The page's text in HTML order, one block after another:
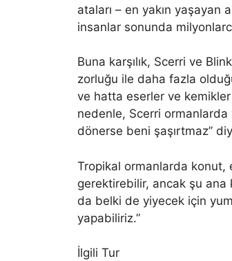
ataları – en yakın yaşayan
insanlar sonunda
Buna karşılık, Scerri ve
zorluğu ile daha fazla
ve hatta eserler ve kemikler
nedenle, Scerri ormanlarda
dönerse beni şaşırtmaz”
Tropikal ormanlarda konut,
gerektirebilir, ancak şu ana
da belki de yiyecek için
yapabiliriz.”
İlgili Tur